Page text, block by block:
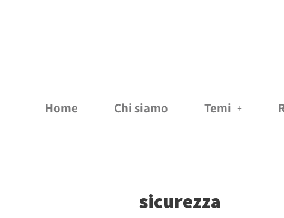
Home Chi siamo Temi
sicurezza